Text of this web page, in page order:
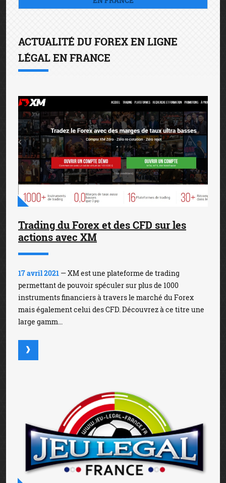
ACTUALITÉ DU FOREX EN LIGNE
LÉGAL EN FRANCE
Trading du Forex et des CFD sur les
actions avec XM
17 avril 2021 — XM est une plateforme de trading
permettant de pouvoir spéculer sur plus de 1000
instruments financiers à travers le marché du Forex
mais également celui des CFD. Découvrez à ce titre une
large gamm...